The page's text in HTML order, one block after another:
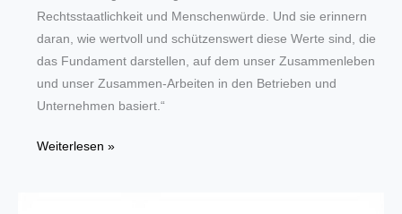
Rechtsstaatlichkeit und Menschenwürde. Und sie erinnern
daran, wie wertvoll und schützenswert diese Werte sind, die
das Fundament darstellen, auf dem unser Zusammenleben
und unser Zusammen-Arbeiten in den Betrieben und
Unternehmen basiert.“
Herzlichen
Weiterlesen »